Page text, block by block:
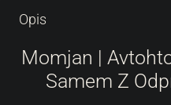
Opis
Momjan |
Samem Z